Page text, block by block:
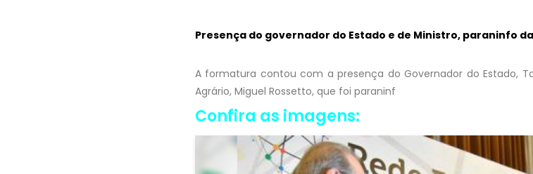
Presença do governador do Estado e de Ministro, paraninfo
A formatura contou com a presença do Governador do Estado,
Agrário, Miguel Rossetto, que foi paraninf
Confira as imagens: